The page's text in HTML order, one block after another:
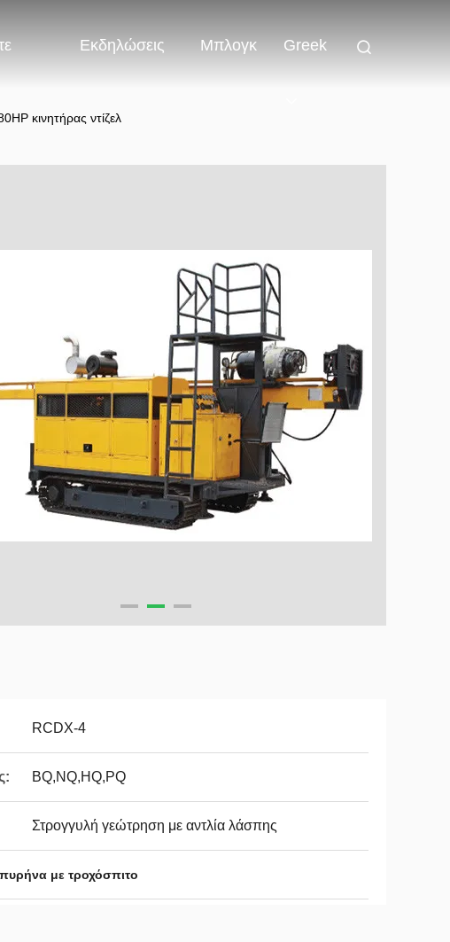
Εκδηλώσεις Μπλογκ Greek
κινητήρας ντίζελ
RCDX-4
BQ,NQ,HQ,PQ
Στρογγυλή γεώτρηση με αντλία λάσπης
με τροχόσπιτο